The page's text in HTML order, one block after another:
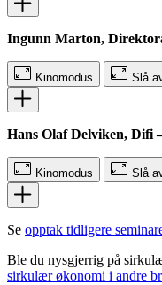
Ingunn Marton,
Kinomodus Slå
Hans Olaf Delviken, Difi
Kinomodus Slå
Se opptak tidligere
Ble du nysgjerrig på
sirkulær økonomi i andre